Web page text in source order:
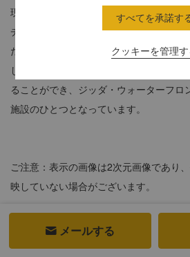
現します。リビングルームでくつろいだ
チンでコーヒーを淹れたり、ダイニング
だり、独立したオフィススペースでお仕
しください。バルコニーからは、どこま
ることができ、ジッダ・ウォーターフロ
施設のひとつとなっています。
ご注意：表示の画像は2次元画像であり
映していない場合がございます。
290平方メートル
床から天井まである窓やプライベート
 メールする
クッキーを管理す
すべてを承諾す